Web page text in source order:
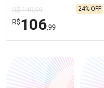
R$ 140,99
R$106,99
24% OFF
Laboratório
Por Menos